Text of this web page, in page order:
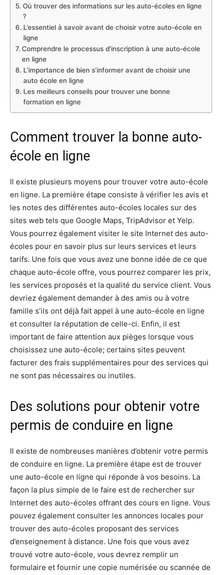
Où trouver des informations sur les auto-écoles en ligne
?
L’essentiel à savoir avant de choisir votre auto-école en
ligne
Comprendre le processus d’inscription à une auto-école
en ligne
L’importance de bien s’informer avant de choisir une
auto école en ligne
Les meilleurs conseils pour trouver une bonne
formation en ligne
Comment trouver la bonne auto-
école en ligne
Il existe plusieurs moyens pour trouver votre auto-école
en ligne. La première étape consiste à vérifier les avis et
les notes des différentes auto-écoles locales sur des
sites web tels que Google Maps, TripAdvisor et Yelp.
Vous pourrez également visiter le site Internet des auto-
écoles pour en savoir plus sur leurs services et leurs
tarifs. Une fois que vous avez une bonne idée de ce que
chaque auto-école offre, vous pourrez comparer les prix,
les services proposés et la qualité du service client. Vous
devriez également demander à des amis ou à votre
famille s’ils ont déjà fait appel à une auto-école en ligne
et consulter la réputation de celle-ci. Enfin, il est
important de faire attention aux pièges lorsque vous
choisissez une auto-école; certains sites peuvent
facturer des frais supplémentaires pour des services qui
ne sont pas nécessaires ou inutiles.
Des solutions pour obtenir votre
permis de conduire en ligne
Il existe de nombreuses manières d’obtenir votre permis
de conduire en ligne. La première étape est de trouver
une auto-école en ligne qui réponde à vos besoins. La
façon la plus simple de le faire est de rechercher sur
Internet des auto-écoles offrant des cours en ligne. Vous
pouvez également consulter les annonces locales pour
trouver des auto-écoles proposant des services
d’enseignement à distance. Une fois que vous avez
trouvé votre auto-école, vous devrez remplir un
formulaire et fournir une copie numérisée ou scannée de